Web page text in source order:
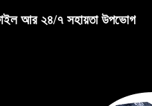
আর ২৪/৭ সহায়তা উপভোগ